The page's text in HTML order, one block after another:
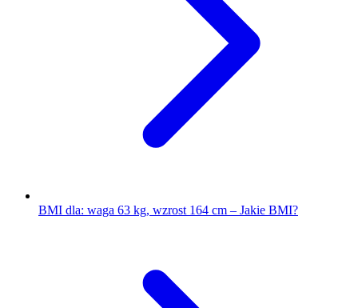
BMI dla: waga 63 kg, wzrost 164 cm – Jakie BMI?